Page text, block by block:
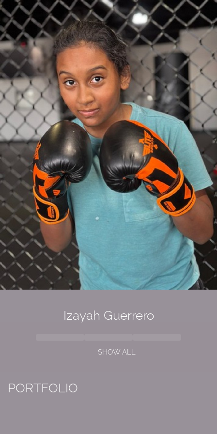
Izayah Guerrero
SHOW ALL
PORTFOLIO